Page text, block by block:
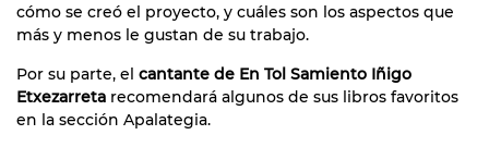
cómo se creó el proyecto, y cuáles son los aspectos que
más y menos le gustan de su trabajo.
Por su parte, el cantante de En Tol Samiento Iñigo
Etxezarreta recomendará algunos de sus libros favoritos
en la sección Apalategia.